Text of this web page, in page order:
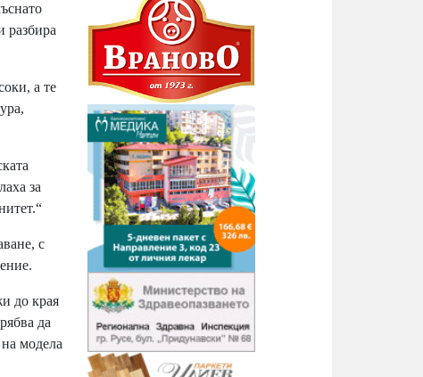
разбира
а те
за
с
до края
да
модела